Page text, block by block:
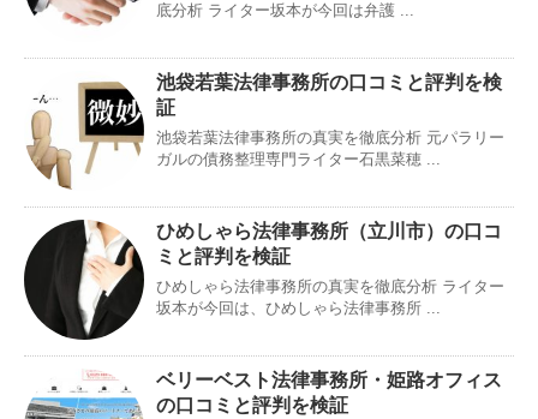
底分析 ライター坂本が今回は弁護 ...
池袋若葉法律事務所の口コミと評判を検
証
池袋若葉法律事務所の真実を徹底分析 元パラリー
ガルの債務整理専門ライター石黒菜穂 ...
ひめしゃら法律事務所（立川市）の口コ
ミと評判を検証
ひめしゃら法律事務所の真実を徹底分析 ライター
坂本が今回は、ひめしゃら法律事務所 ...
ベリーベスト法律事務所・姫路オフィス
の口コミと評判を検証